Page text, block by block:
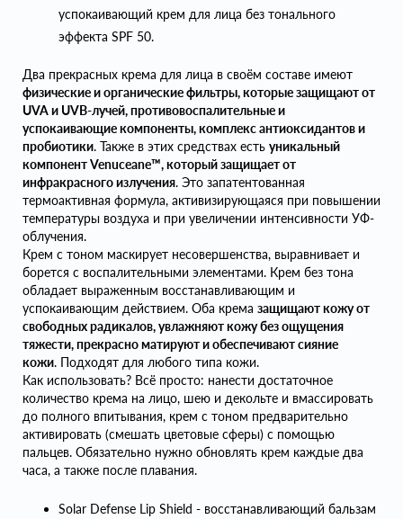
успокаивающий крем для лица без тонального
эффекта SPF 50.
Два прекрасных крема для лица в своём составе имеют
физические и органические фильтры, которые защищают от
UVA и UVB-лучей, противовоспалительные и
успокаивающие компоненты, комплекс антиоксидантов и
пробиотики. Также в этих средствах есть уникальный
компонент Venuceane™, который защищает от
инфракрасного излучения. Это запатентованная
термоактивная формула, активизирующаяся при повышении
температуры воздуха и при увеличении интенсивности УФ-
облучения.
Крем с тоном маскирует несовершенства, выравнивает и
борется с воспалительными элементами. Крем без тона
обладает выраженным восстанавливающим и
успокаивающим действием. Оба крема защищают кожу от
свободных радикалов, увлажняют кожу без ощущения
тяжести, прекрасно матируют и обеспечивают сияние
кожи. Подходят для любого типа кожи.
Как использовать? Всё просто: нанести достаточное
количество крема на лицо, шею и декольте и вмассировать
до полного впитывания, крем с тоном предварительно
активировать (смешать цветовые сферы) с помощью
пальцев. Обязательно нужно обновлять крем каждые два
часа, а также после плавания.
Solar Defense Lip Shield - восстанавливающий бальзам